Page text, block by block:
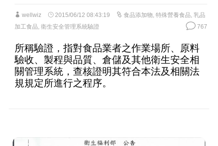
wellwiz 2015/06/12 08:43:19 食品添加物, 特殊營養食品, 乳品
加工食品, 衛生安全管理系統驗證 767
所稱驗證，指對食品業者之作業場所、原料
驗收、製程與品質、倉儲及其他衛生安全相
關管理系統，查核證明其符合本法及相關法
規規定所進行之程序。